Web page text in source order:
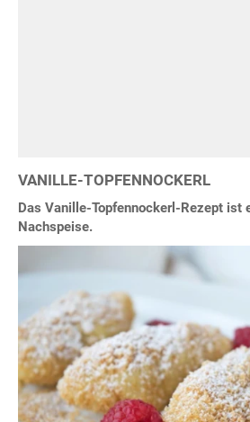
VANILLE-TOPFENNOCKERL
Das Vanille-Topfennockerl-Rezept ist
Nachspeise.